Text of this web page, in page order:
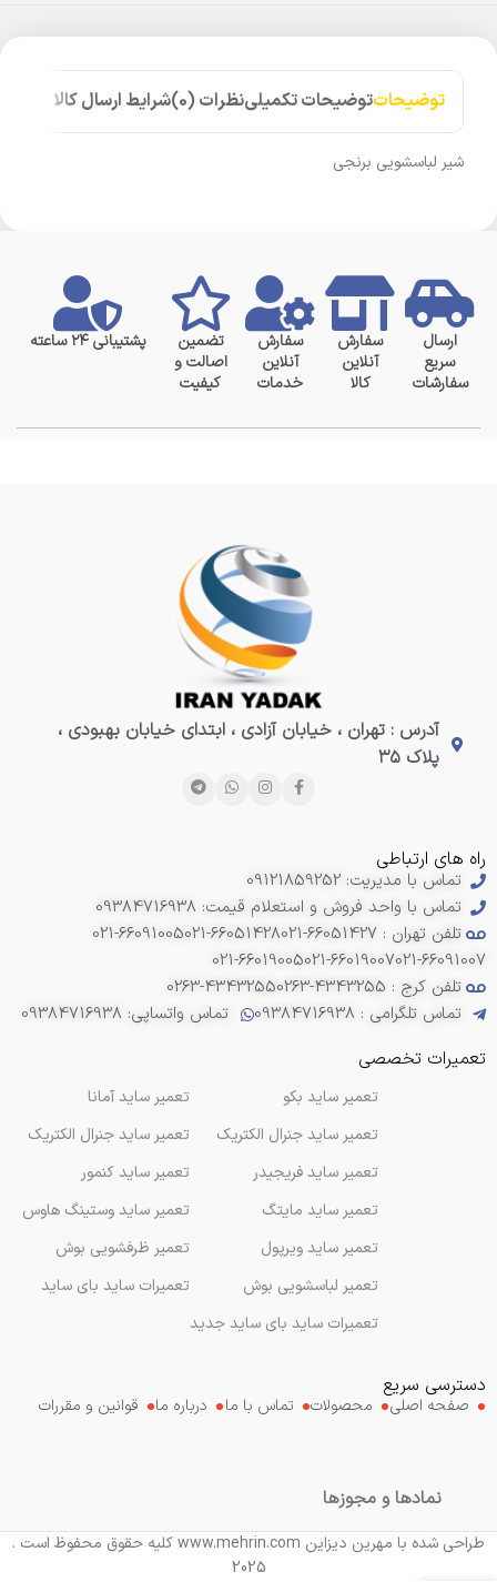
توضیحاتتوضیحات تکمیلینظرات (0) شرایط ارسال کالا
شیر لباسشویی برنجی
ارسال
سریع
سفارشات
سفارش
آنلاین
کالا
سفارش
آنلاین
خدمات
تضمین
اصالت و
کیفیت
پشتیبانی ۲۴ ساعته
آدرس : تهران ، خیابان آزادی ، ابتدای خیابان بهبودی ،
پلاک ۳۵
راه های ارتباطی
تماس با مدیریت: 09121859252
تماس با واحد فروش و استعلام قیمت: 09384716938
تلفن تهران : 66051427-021
021-66051428
021-66091005
021-66091007
021-66019007
021-66019005
تلفن کرج : 4343255-0263
0263-4343255
تماس تلگرامی : 09384716938
تماس واتساپی: 09384716938
تعمیرات تخصصی
تعمیر ساید آمانا
تعمیر ساید جنرال الکتریک
تعمیر ساید کنمور
تعمیر ساید وستینگ هاوس
تعمیر ظرفشویی بوش
تعمیرات ساید بای ساید
تعمیر ساید بکو
تعمیر ساید جنرال الکتریک
تعمیر ساید فریجیدر
تعمیر ساید مایتگ
تعمیر ساید ویرپول
تعمیر لباسشویی بوش
تعمیرات ساید بای ساید جدید
دسترسی سریع
صفحه اصلی محصولات تماس با ما درباره ما قوانین و مقررات
نمادها و مجوزها
طراحی شده با مهرین دیزاین www.mehrin.com کلیه حقوق محفوظ است .
2025